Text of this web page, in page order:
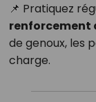
📌 Pratiquez
renforcement
de genoux, les
charge.